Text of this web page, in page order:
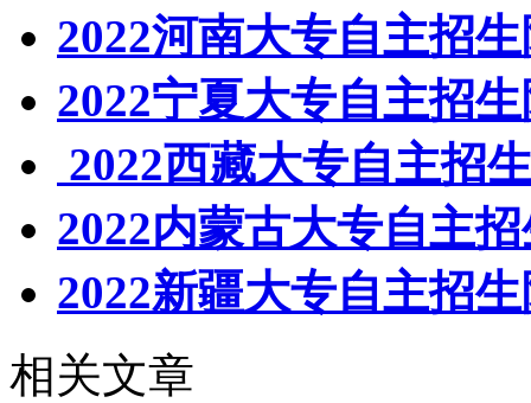
2022河南大专自主招
2022宁夏大专自主招
2022西藏大专自主招
2022内蒙古大专自主
2022新疆大专自主招
相关文章